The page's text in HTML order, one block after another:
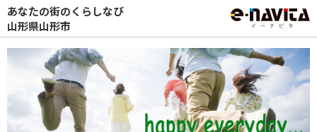
あなたの街のくらしなび
山形県山形市